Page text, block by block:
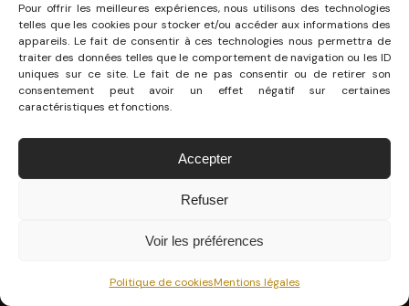
Pour offrir les meilleures expériences, nous utilisons des technologies
telles que les cookies pour stocker et/ou accéder aux informations des
appareils. Le fait de consentir à ces technologies nous permettra de
traiter des données telles que le comportement de navigation ou les ID
uniques sur ce site. Le fait de ne pas consentir ou de retirer son
consentement peut avoir un effet négatif sur certaines
caractéristiques et fonctions.
Accepter
Refuser
Voir les préférences
Politique de cookiesMentions légales
FANTASTISCH MUSÉE PORSCHE
votre garage en plastique avec sa station de lavage, son atelier,
sa vitrine, dans laquelle…